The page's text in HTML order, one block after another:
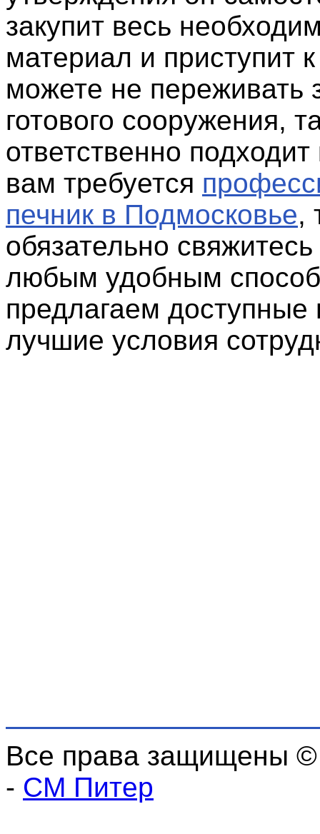
закупит весь
материал и приступит
можете не переживать
готового сооружения,
ответственно
вам требуется
печник в Подмосковье,
обязательно
любым удобным
предлагаем
лучшие условия
Все права защищены
- СМ Питер